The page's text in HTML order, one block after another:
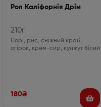
Рол Каліфорнія Дрім
210г
Норі, рис, сніжний краб,
огірок, крем-сир, кунжут білий
180₴